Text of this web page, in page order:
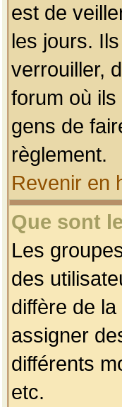
est de
les jours.
verrouiller,
forum où
gens de
règlement.
Revenir en
Que sont
Les
des
diffère de
assigner
différents
etc.